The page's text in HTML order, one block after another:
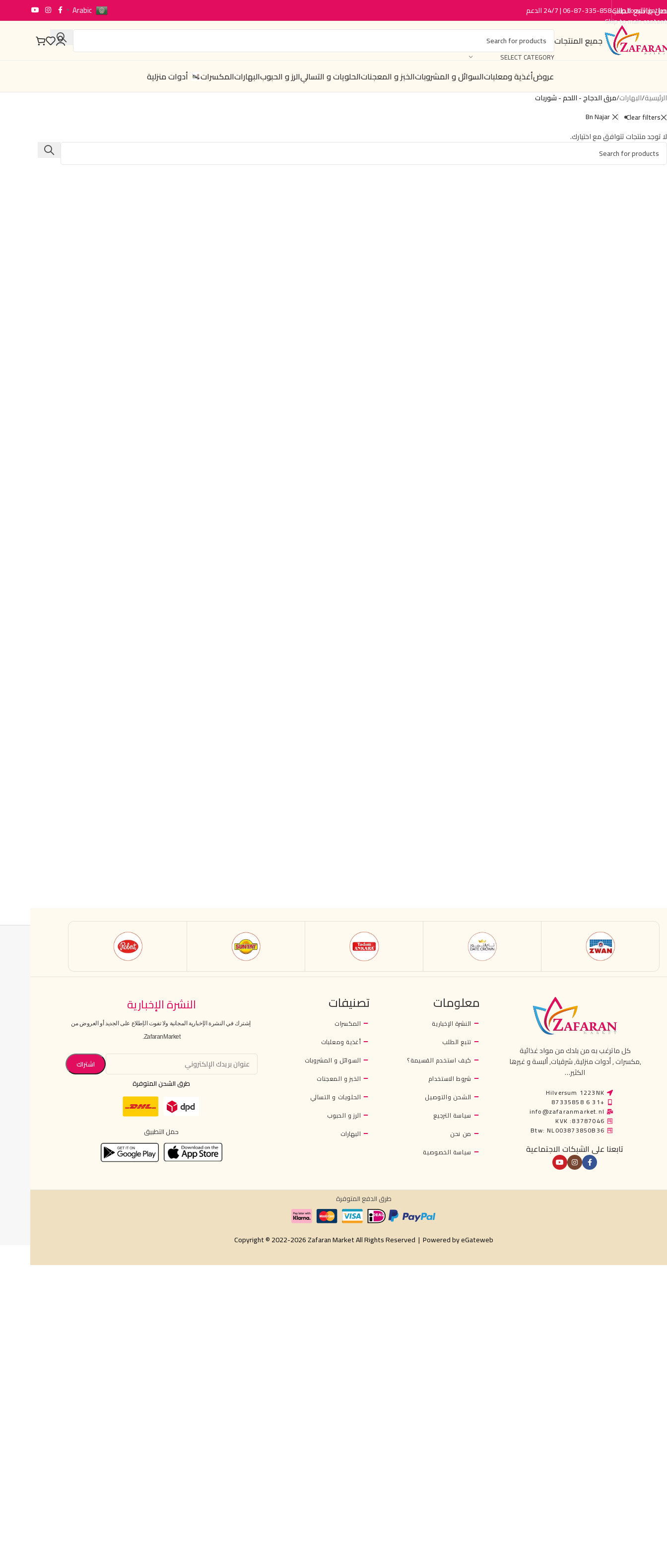
Skip to navigation
Skip to main content
بناتتبع الطلب06-87-335-858 | 24/7 الدعم Arabic
▼
جميع المنتجات
SELECT CATEGORY
عروضأغذية ومعلباتالسوائل و المشروباتالخبز و المعجناتالحلويات و التساليالرز و الحبوبالبهاراتالمكسرات أدوات منزلية
الرئيسية/البهارات/مرق الدجاج - اللحم - شوربات
Clear filters
Bn Najar
لا توجد منتجات تتوافق مع اختيارك.
كل ماترغب به من بلدك من مواد غذائية
,مكسرات , أدوات منزلية, شرقيات, ألبسة و غيرها
الكثير…
Hilversum 1223NK
+31 6 87335858
info@zafaranmarket.nl
KVK :83787046
Btw: NL003873850B36
تابعنا على الشبكات الاجتماعية
معلومات
النشرة الإخبارية
تتبع الطلب
كيف استخدم القسيمة؟
شروط الاستخدام
الشحن والتوصيل
سياسة الترجيع
من نحن
سياسة الخصوصية
تصنيفات
المكسرات
أغذية ومعلبات
السوائل و المشروبات
الخبز و المعجنات
الحلويات و التسالي
الرز و الحبوب
البهارات
النشرة الإخبارية
إشترك في النشرة الإخبارية المجانية ولا تفوت الإطلاع على الجديد أو العروض من
ZafaranMarket.
طرق الشحن المتوفرة
حمل التطبيق
طرق الدفع المتوفرة
Copyright © 2022-2026 Zafaran Market All Rights Reserved | Powered byeGateweb